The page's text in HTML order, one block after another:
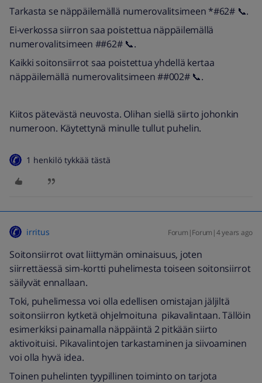
Tarkasta se näppäilemällä numerovalitsimeen *#62# 📞.
Ei-verkossa siirron saa poistettua näppäilemällä
numerovalitsimeen ##62# 📞.
Kaikki soitonsiirrot saa poistettua yhdellä kertaa
näppäilemällä numerovalitsimeen ##002# 📞.
Kiitos pätevästä neuvosta. Olihan siellä siirto johonkin
numeroon. Käytettynä minulle tullut puhelin.
1 henkilö tykkää tästä
irritus Forum|Forum|4 years ago
Soitonsiirrot ovat liittymän ominaisuus, joten
siirrettäessä sim-kortti puhelimesta toiseen soitonsiirrot
säilyvät ennallaan.
Toki, puhelimessa voi olla edellisen omistajan jäljiltä
soitonsiirron kytketä ohjelmoituna pikavalintaan. Tällöin
esimerkiksi painamalla näppäintä 2 pitkään siirto
aktivoituisi. Pikavalintojen tarkastaminen ja siivoaminen
voi olla hyvä idea.
Toinen puhelinten tyypillinen toiminto on tarjota